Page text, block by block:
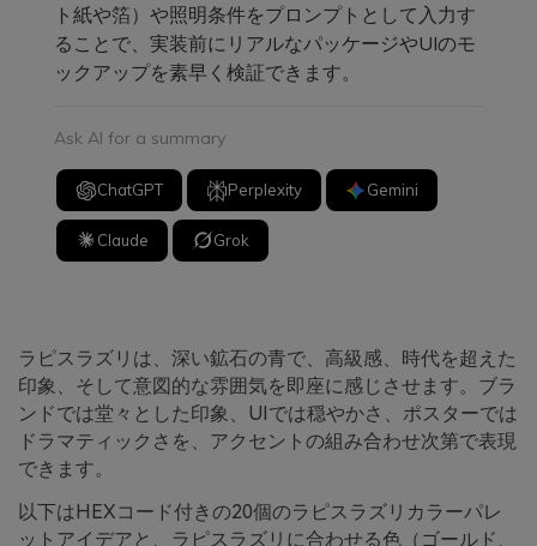
ト紙や箔）や照明条件をプロンプトとして入力す
ることで、実装前にリアルなパッケージやUIのモ
ックアップを素早く検証できます。
Ask AI for a summary
ChatGPT Perplexity Gemini
Claude Grok
ラピスラズリは、深い鉱石の青で、高級感、時代を超えた
印象、そして意図的な雰囲気を即座に感じさせます。ブラ
ンドでは堂々とした印象、UIでは穏やかさ、ポスターでは
ドラマティックさを、アクセントの組み合わせ次第で表現
できます。
以下はHEXコード付きの20個のラピスラズリカラーパレ
ットアイデアと、ラピスラズリに合わせる色（ゴールド、